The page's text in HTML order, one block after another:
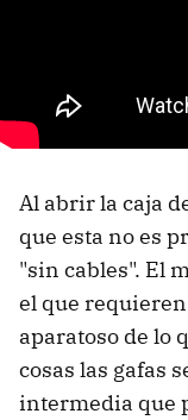
Al abrir la caja
que esta no es
"sin cables". El
el que requieren
aparatoso de lo
cosas las gafas
intermedia que